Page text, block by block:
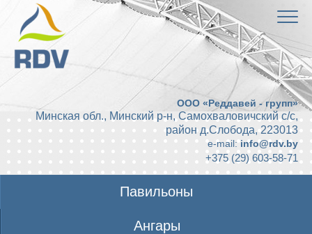
ООО «Реддавей - групп»
Минская обл., Минский р-н, Самохваловичский с/с,
район д.Слобода, 223013
e-mail: info@rdv.by
+375 (29) 603-58-71
Павильоны
Ангары